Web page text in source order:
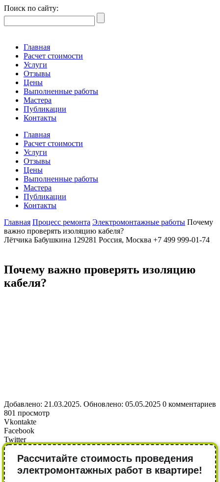
Поиск по сайту:
Главная
Расчет стоимости
Услуги
Отзывы
Цены
Выполненные работы
Мастера
Публикации
Контакты
Главная
Расчет стоимости
Услуги
Отзывы
Цены
Выполненные работы
Мастера
Публикации
Контакты
Главная Процесс ремонта Электромонтажные работы Почему
важно проверять изоляцию кабеля?
Лётчика Бабушкина 129281 Россия, Москва +7 499 999-01-74
Почему важно проверять изоляцию
кабеля?
Добавлено: 21.03.2025. Обновлено: 05.05.2025 0 комментариев
801 просмотр
Vkontakte
Facebook
Twitter
Рассчитайте стоимость проведения
электромонтажных работ в квартире!